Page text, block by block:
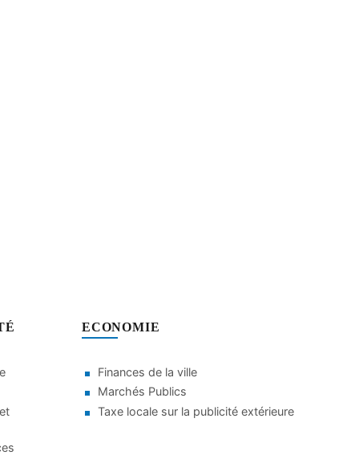
ECONOMIE
Finances de la ville
Marchés Publics
Taxe locale sur la publicité extérieure